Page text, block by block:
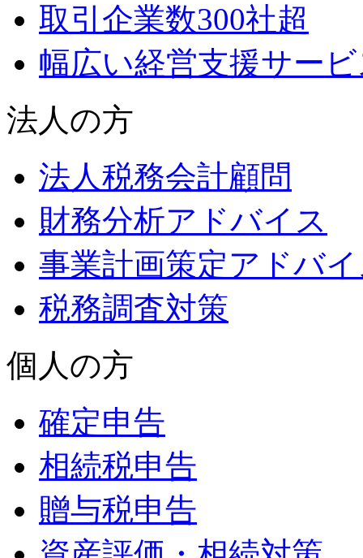
取引企業数300社超
幅広い経営支援サー
法人の方
法人税務会計顧問
財務分析アドバイス
事業計画策定アドバ
税務調査対策
個人の方
確定申告
相続税申告
贈与税申告